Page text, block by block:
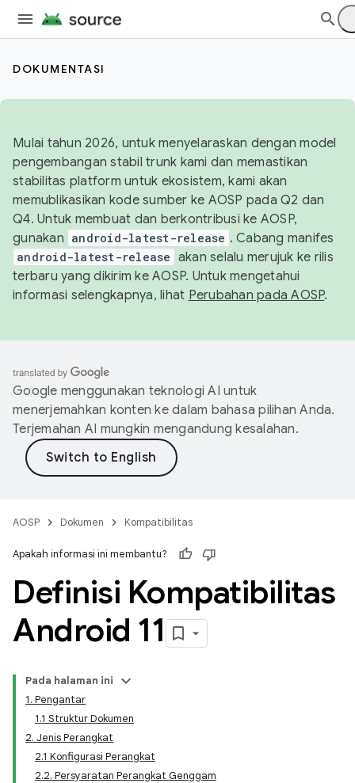
DOKUMENTASI
Mulai tahun 2026, untuk menyelaraskan dengan model
pengembangan stabil trunk kami dan memastikan
stabilitas platform untuk ekosistem, kami akan
memublikasikan kode sumber ke AOSP pada Q2 dan
Q4. Untuk membuat dan berkontribusi ke AOSP,
gunakan android-latest-release . Cabang manifes
android-latest-release akan selalu merujuk ke rilis
terbaru yang dikirim ke AOSP. Untuk mengetahui
informasi selengkapnya, lihat Perubahan pada AOSP.
Google menggunakan teknologi AI untuk
menerjemahkan konten ke dalam bahasa pilihan Anda.
Terjemahan AI mungkin mengandung kesalahan.
AOSP Dokumen Kompatibilitas
Apakah informasi ini membantu?
Definisi Kompatibilitas
Android 11
Pada halaman ini
1. Pengantar
1.1 Struktur Dokumen
2. Jenis Perangkat
2.1 Konfigurasi Perangkat
2.2. Persyaratan Perangkat Genggam